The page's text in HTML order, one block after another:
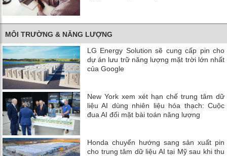
MÔI TRƯỜNG & NĂNG LƯỢNG
LG Energy Solution sẽ cung cấp pin cho
dự án lưu trữ năng lượng mặt trời lớn nhất
của Google
New York xem xét hạn chế trung tâm dữ
liệu AI dùng nhiên liệu hóa thạch: Cuộc
đua AI đối mặt bài toán năng lượng
Honda chuyển hướng sang sản xuất pin
cho trung tâm dữ liệu AI tại Mỹ sau khi thu